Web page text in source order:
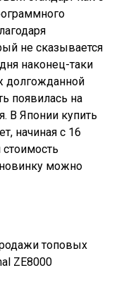
не сказывается
наконец-таки
долгожданной
появилась на
В Японии купить
начиная с 16
можно